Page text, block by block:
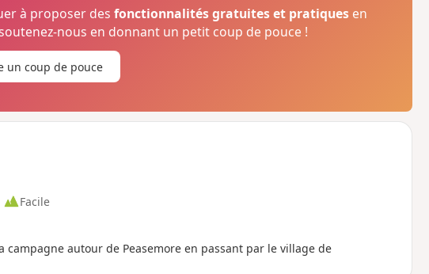
à proposer desfonctionnalités gratuites et pratiques en
nous en donnant un petit coup de pouce !
un coup de pouce
Facile
autour de Peasemore en passant par le village de